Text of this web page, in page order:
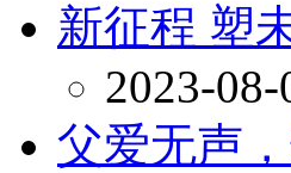
新征程 塑
2023-08-
父爱无声